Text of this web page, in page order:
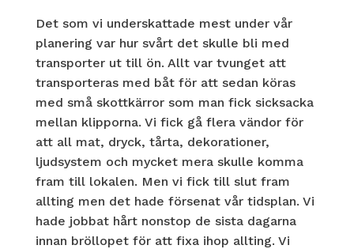
Det som vi underskattade mest under vår
planering var hur svårt det skulle bli med
transporter ut till ön. Allt var tvunget att
transporteras med båt för att sedan köras
med små skottkärror som man fick sicksacka
mellan klipporna. Vi fick gå flera vändor för
att all mat, dryck, tårta, dekorationer,
ljudsystem och mycket mera skulle komma
fram till lokalen. Men vi fick till slut fram
allting men det hade försenat vår tidsplan. Vi
hade jobbat hårt nonstop de sista dagarna
innan bröllopet för att fixa ihop allting. Vi